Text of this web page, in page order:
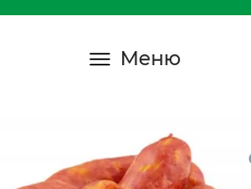
Меню